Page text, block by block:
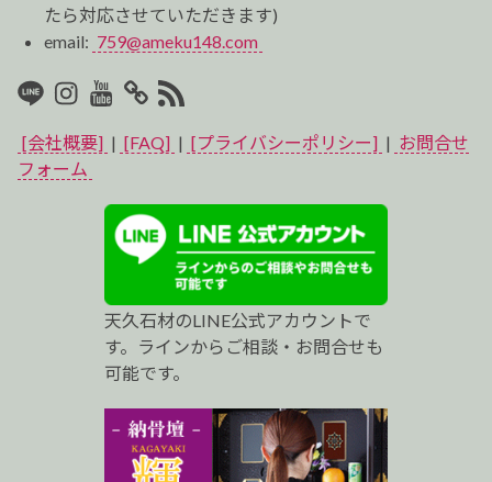
たら対応させていただきます)
email: 759@ameku148.com
LINEInstagram
Youtube
マ
イ
ス
ト
ロ
RSS2
[会社概要] | [FAQ] | [プライバシーポリシー] | お問合せ
フォーム
天久石材のLINE公式アカウントで
す。ラインからご相談・お問合せも
可能です。